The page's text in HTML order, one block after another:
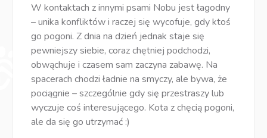
W kontaktach z innymi psami Nobu jest łagodny
– unika konfliktów i raczej się wycofuje, gdy ktoś
go pogoni. Z dnia na dzień jednak staje się
pewniejszy siebie, coraz chętniej podchodzi,
obwąchuje i czasem sam zaczyna zabawę. Na
spacerach chodzi ładnie na smyczy, ale bywa, że
pociągnie – szczególnie gdy się przestraszy lub
wyczuje coś interesującego. Kota z chęcią pogoni,
ale da się go utrzymać :)